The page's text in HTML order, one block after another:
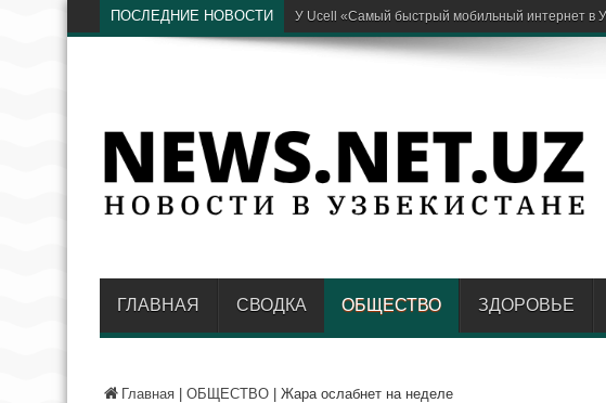
ПОСЛЕДНИЕ НОВОСТИ Глава районн
ГЛАВНАЯ СВОДКА ОБЩЕСТВО ЗДОРОВЬЕ
Главная ОБЩЕСТВО Жара ослабнет на неделе